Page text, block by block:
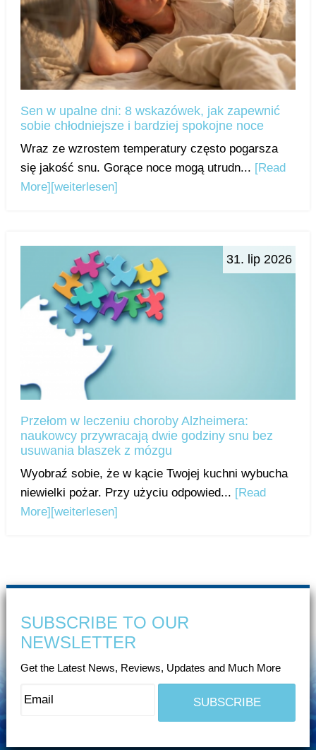
Sen w upalne dni: 8 wskazówek, jak zapewnić
sobie chłodniejsze i bardziej spokojne noce
Wraz ze wzrostem temperatury często pogarsza
się jakość snu. Gorące noce mogą utrudn... [Read
More] [weiterlesen]
31. lip 2026
Przełom w leczeniu choroby Alzheimera:
naukowcy przywracają dwie godziny snu bez
usuwania blaszek z mózgu
Wyobraź sobie, że w kącie Twojej kuchni wybucha
niewielki pożar. Przy użyciu odpowied... [Read
More][weiterlesen]
SUBSCRIBE TO OUR
NEWSLETTER
Get the Latest News, Reviews, Updates and Much More